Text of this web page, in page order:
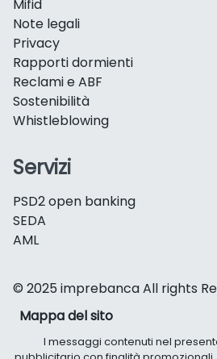
Mifid
Note legali
Privacy
Rapporti dormienti
Reclami e ABF
Sostenibilità
Whistleblowing
Servizi
PSD2 open banking
SEDA
AML
© 2025 imprebanca All rights
Mappa del sito
I messaggi contenuti nel